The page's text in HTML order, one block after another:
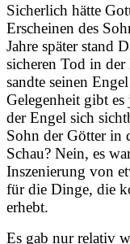
Sicherlich hätte
Erscheinen des
Jahre später stand
sicheren Tod in
sandte seinen
Gelegenheit gibt
der Engel sich
Sohn der Götter in
Schau? Nein, es
Inszenierung von
für die Dinge, die
erhebt.
Es gab nur relativ